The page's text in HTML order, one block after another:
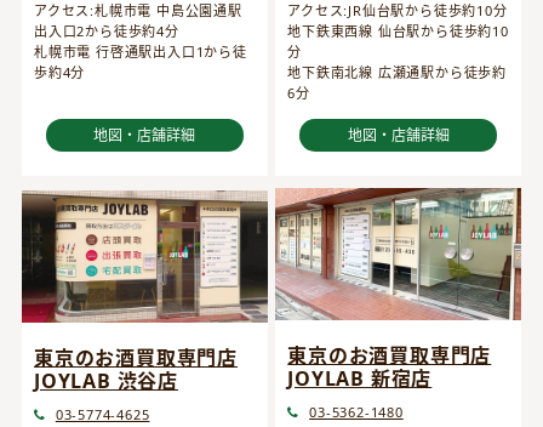
アクセス:札幌市電 中島公園通駅
出入口2から徒歩約4分
札幌市電 行啓通駅出入口1から徒
歩約4分
地図・店舗詳細
アクセス:JR仙台駅から徒歩約10分
地下鉄東西線 仙台駅から徒歩約10
分
地下鉄南北線 広瀬通駅から徒歩約
6分
地図・店舗詳細
東京のお酒買取専門店
JOYLAB 渋谷店
03-5774-4625
東京のお酒買取専門店
JOYLAB 新宿店
03-5362-1480